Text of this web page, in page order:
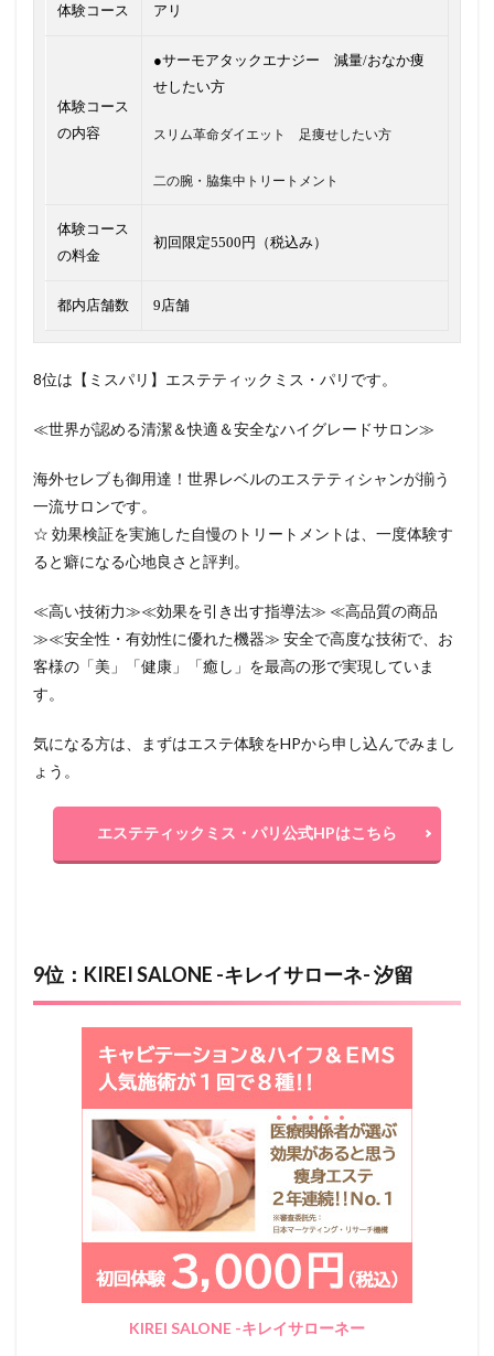
体験コース アリ
体験コース
の内容
●サーモアタックエナジー 減量/おなか痩
せしたい方
スリム革命ダイエット 足痩せしたい方
二の腕・脇集中トリートメント
体験コース
の料金
初回限定5500円（税込み）
都内店舗数 9店舗
8位は【ミスパリ】エステティックミス・パリです。
≪世界が認める清潔＆快適＆安全なハイグレードサロン≫
海外セレブも御用達！世界レベルのエステティシャンが揃う
一流サロンです。
☆ 効果検証を実施した自慢のトリートメントは、一度体験す
ると癖になる心地良さと評判。
≪高い技術力≫≪効果を引き出す指導法≫ ≪高品質の商品
≫≪安全性・有効性に優れた機器≫ 安全で高度な技術で、お
客様の「美」「健康」「癒し」を最高の形で実現していま
す。
気になる方は、まずはエステ体験をHPから申し込んでみまし
ょう。
エステティックミス・パリ公式HPはこちら
9位：KIREI SALONE -キレイサローネ- 汐留
KIREI SALONE -キレイサローネー